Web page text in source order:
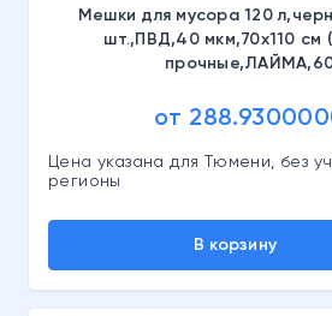
Мешки для мусора 120
шт.,ПВД,40 мкм,70х110 см
от
Цена указана для Тюмени, без
регионы
В корзину